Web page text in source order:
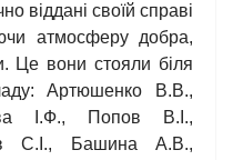
віддані своїй справі
атмосферу добра,
Це вони стояли біля
Артюшенко В.В.,
І.Ф., Попов В.І.,
С.І., Башина А.В.,